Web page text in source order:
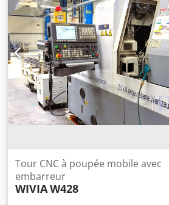
refroidissement, sans outils. Crjdpfx
Tour CNC à poupée mobile avec
embarreur
WIVIAW428